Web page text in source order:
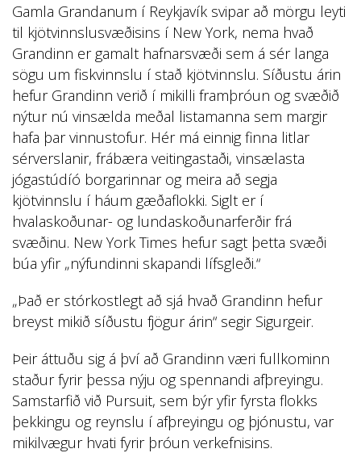
Gamla Grandanum í Reykjavík svipar að mörgu leyti
til kjötvinnslusvæðisins í New York, nema hvað
Grandinn er gamalt hafnarsvæði sem á sér langa
sögu um fiskvinnslu í stað kjötvinnslu. Síðustu árin
hefur Grandinn verið í mikilli framþróun og svæðið
nýtur nú vinsælda meðal listamanna sem margir
hafa þar vinnustofur. Hér má einnig finna litlar
sérverslanir, frábæra veitingastaði, vinsælasta
jógastúdíó borgarinnar og meira að segja
kjötvinnslu í háum gæðaflokki. Siglt er í
hvalaskoðunar- og lundaskoðunarferðir frá
svæðinu. New York Times hefur sagt þetta svæði
búa yfir „nýfundinni skapandi lífsgleði.“
„Það er stórkostlegt að sjá hvað Grandinn hefur
breyst mikið síðustu fjögur árin“ segir Sigurgeir.
Þeir áttuðu sig á því að Grandinn væri fullkominn
staður fyrir þessa nýju og spennandi afþreyingu.
Samstarfið við Pursuit, sem býr yfir fyrsta flokks
þekkingu og reynslu í afþreyingu og þjónustu, var
mikilvægur hvati fyrir þróun verkefnisins.